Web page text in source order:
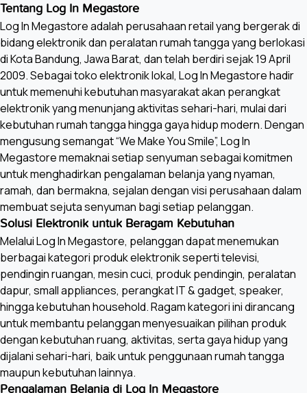
Tentang Log In Megastore
Log In Megastore adalah perusahaan retail yang bergerak di
bidang elektronik dan peralatan rumah tangga yang berlokasi
di Kota Bandung, Jawa Barat, dan telah berdiri sejak 19 April
2009. Sebagai toko elektronik lokal, Log In Megastore hadir
untuk memenuhi kebutuhan masyarakat akan perangkat
elektronik yang menunjang aktivitas sehari-hari, mulai dari
kebutuhan rumah tangga hingga gaya hidup modern. Dengan
mengusung semangat “We Make You Smile”, Log In
Megastore memaknai setiap senyuman sebagai komitmen
untuk menghadirkan pengalaman belanja yang nyaman,
ramah, dan bermakna, sejalan dengan visi perusahaan dalam
membuat sejuta senyuman bagi setiap pelanggan.
Solusi Elektronik untuk Beragam Kebutuhan
Melalui Log In Megastore, pelanggan dapat menemukan
berbagai kategori produk elektronik seperti televisi,
pendingin ruangan, mesin cuci, produk pendingin, peralatan
dapur, small appliances, perangkat IT & gadget, speaker,
hingga kebutuhan household. Ragam kategori ini dirancang
untuk membantu pelanggan menyesuaikan pilihan produk
dengan kebutuhan ruang, aktivitas, serta gaya hidup yang
dijalani sehari-hari, baik untuk penggunaan rumah tangga
maupun kebutuhan lainnya.
Pengalaman Belanja di Log In Megastore